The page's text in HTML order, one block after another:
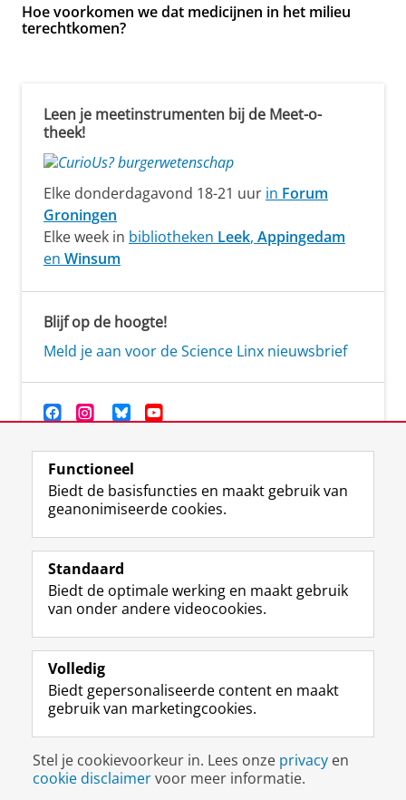
Hoe voorkomen we dat medicijnen in het milieu
terechtkomen?
Leen je meetinstrumenten bij de Meet-o-
theek!
Elke donderdagavond 18-21 uur in Forum
Groningen
Elke week in bibliotheken Leek, Appingedam
en Winsum
Blijf op de hoogte!
Meld je aan voor de Science Linx nieuwsbrief
Volg ons op
F
a
e
b
o
p
a
i
n
a
T
w
t
t
r
r
o
i
e
l
I
n
t
r
m
c
c
o
Y
o
T
e
k
a
a
l
Studiekiezers
Alumni
Over ons
Disclaimer & Copyright
Inloggen
Functioneel
Biedt de basisfuncties en maakt gebruik van
geanonimiseerde cookies.
Standaard
Biedt de optimale werking en maakt gebruik
van onder andere videocookies.
Volledig
Biedt gepersonaliseerde content en maakt
gebruik van marketingcookies.
Stel je cookievoorkeur in. Lees onze privacy en
cookie disclaimervoor meer informatie.